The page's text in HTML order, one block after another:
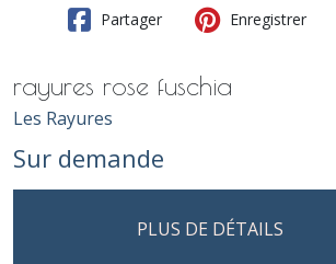
Partager Enregistrer
rayures rose fuschia
Les Rayures
Sur demande
PLUS DE DÉTAILS